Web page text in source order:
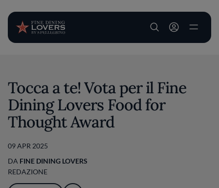
User account
Tocca a te! Vota per il Fine
Dining Lovers Food for
Thought Award
09 APR 2025
DA FINE DINING LOVERS
REDAZIONE